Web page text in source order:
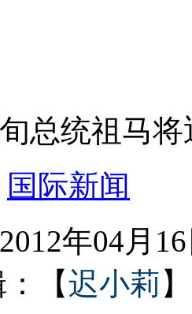
式贴现国债
同学共进退
统祖马将
国际新闻
年04月
【迟小莉 】